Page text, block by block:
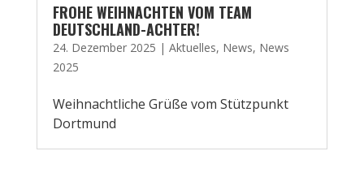
FROHE WEIHNACHTEN VOM TEAM
DEUTSCHLAND-ACHTER!
24. Dezember 2025 | Aktuelles, News, News
2025
Weihnachtliche Grüße vom Stützpunkt
Dortmund